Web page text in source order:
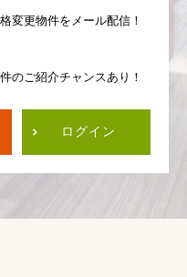
変更物件を メール配信！
のご紹介チャンスあり！
ログイン